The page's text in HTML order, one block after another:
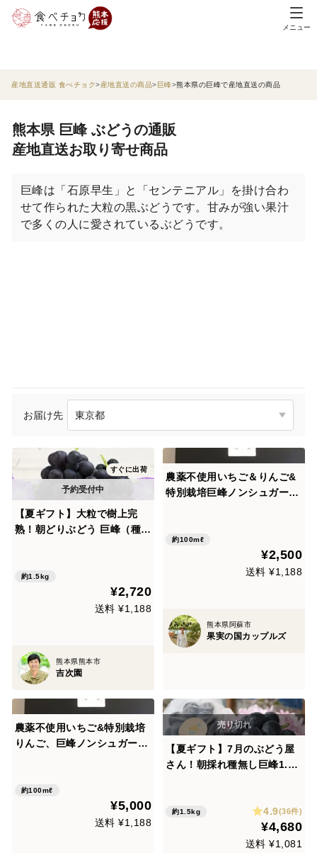
メニュー
産地直送通販 食べチョク 産地直送の商品 巨峰 熊本県の巨峰で産地直送の商品
熊本県 巨峰 ぶどうの通販
産地直送お取り寄せ商品
巨峰は「石原早生」と「センテニアル」を掛け合わ
せて作られた大粒の黒ぶどうです。甘みが強い果汁
で多くの人に愛されているぶどうです。
お届け先
すぐに出荷
【夏ギフト】大粒で樹上完
熟！朝どりぶどう 巨峰（種あ
約1.5kg
¥2,720
送料 ¥1,188
熊本県熊本市
吉次園
農薬不使用いちご＆りんご&
特別栽培巨峰ノンシュガージ
約100mℓ
¥2,500
送料 ¥1,188
熊本県阿蘇市
果実の国カップルズ
農薬不使用いちご&特別栽培
りんご、巨峰ノンシュガージ
約100mℓ
¥5,000
送料 ¥1,188
【夏ギフト】7月のぶどう屋
さん！朝採れ種無し巨峰1.5k
約1.5kg 4.9(36件)
¥4,680
送料 ¥1,081